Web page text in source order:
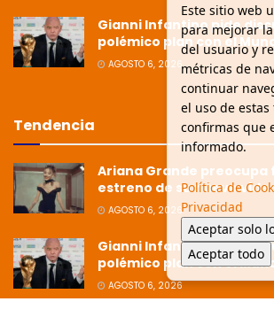
Gianni Infantino pide
polémico plan con el
AGOSTO 6, 2026
Tendencia
Ariana Grande preocupa
estreno de su nuevo
AGOSTO 6, 2026
Gianni Infantino pide
polémico plan con el
AGOSTO 6, 2026
Este sitio web
para mejorar
del usuario y
métricas de
continuar
el uso de
confirmas que
informado.
Política de
Privacidad
Aceptar solo
Aceptar todo